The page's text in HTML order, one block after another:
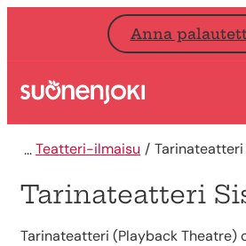
Siirry sisältöön
Anna
Etusivu
Teatteri-ilmaisu Tarinateatteri
Tarinateatteri
Tarinateatteri (Playback Theatre)